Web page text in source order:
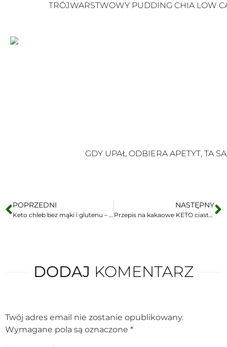
TRÓJWARSTWOWY PUDDING CHIA LOW
GDY UPAŁ ODBIERA APETYT, TA
POPRZEDNI
Keto chleb bez mąki i glutenu – puszysty chlebek do kanapek [tylko 7 składników]
NASTĘPNY
Przepis na kakaowe KETO ciasteczka
DODAJ KOMENTARZ
Twój adres email nie zostanie opublikowany.
Wymagane pola są oznaczone *